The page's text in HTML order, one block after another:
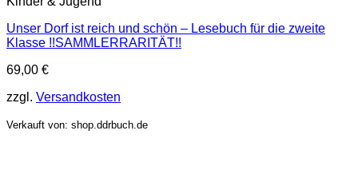
Unser Dorf ist reich und schön – Lesebuch für die zweite
Klasse !!SAMMLERRARITÄT!!
69,00 €
zzgl. Versandkosten
Verkauft von: shop.ddrbuch.de